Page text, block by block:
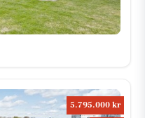
5.795.000 kr